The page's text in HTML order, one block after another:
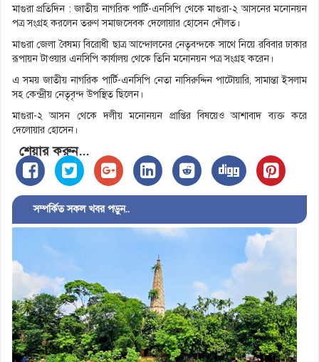
মাগুরা প্রতিদিন : জাতীয় নাগরিক পার্টি-এনসিপি থেকে মাগুরা-২ আসনের মনোনয়ন
পত্র সংগ্রহ করলেন তরুণ সমাজসেবক দেলোয়ার হোসেন দৌলত।
মাগুরা জেলা বৈষম্য বিরোধী ছাত্র আন্দোলনের নেতৃবন্দকে সাথে নিয়ে রবিবার ঢাকার
রূপায়ন টাওয়ার এনসিপি কার্যালয় থেকে তিনি মনোনয়ন পত্র সংগ্রহ করেন।
এ সময় জাতীয় নাগরিক পার্টি-এনসিপি নেতা নাসিরুদ্দিন পাটোয়ারি, সামান্তা ইসলাম
সহ কেন্দ্রীয় নেতৃবৃন্দ উপস্থিত ছিলেন।
মাগুরা-২ আসন থেকে দলীয় মনোনয়ন প্রাপ্তির বিষয়েও আশাবাদ ব্যক্ত করে
দেলোয়ার হোসেন।
শেয়ার করুন...
সম্পর্কিত সকল খবর পড়ুন..